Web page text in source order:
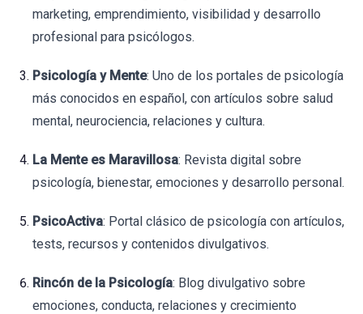
marketing, emprendimiento, visibilidad y desarrollo
profesional para psicólogos.
Psicología y Mente: Uno de los portales de psicología
más conocidos en español, con artículos sobre salud
mental, neurociencia, relaciones y cultura.
La Mente es Maravillosa: Revista digital sobre
psicología, bienestar, emociones y desarrollo personal.
PsicoActiva: Portal clásico de psicología con artículos,
tests, recursos y contenidos divulgativos.
Rincón de la Psicología: Blog divulgativo sobre
emociones, conducta, relaciones y crecimiento